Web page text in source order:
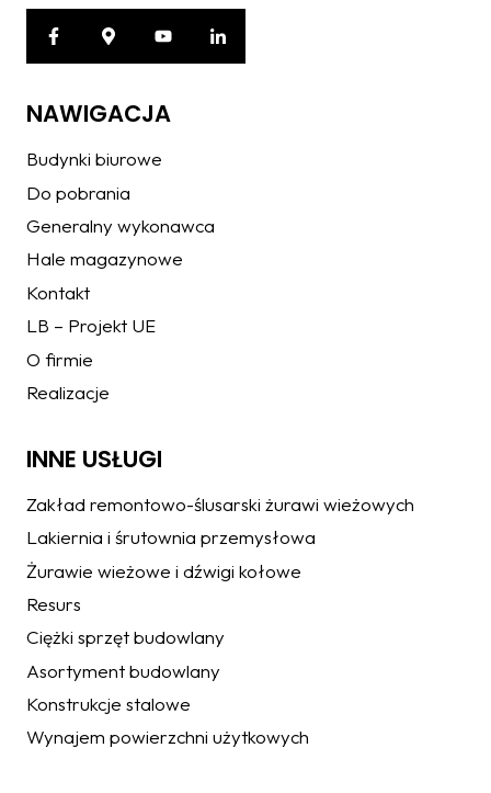
NAWIGACJA
Budynki biurowe
Do pobrania
Generalny wykonawca
Hale magazynowe
Kontakt
LB – Projekt UE
O firmie
Realizacje
INNE USŁUGI
Zakład remontowo-ślusarski żurawi wieżowych
Lakiernia i śrutownia przemysłowa
Żurawie wieżowe i dźwigi kołowe
Resurs
Ciężki sprzęt budowlany
Asortyment budowlany
Konstrukcje stalowe
Wynajem powierzchni użytkowych